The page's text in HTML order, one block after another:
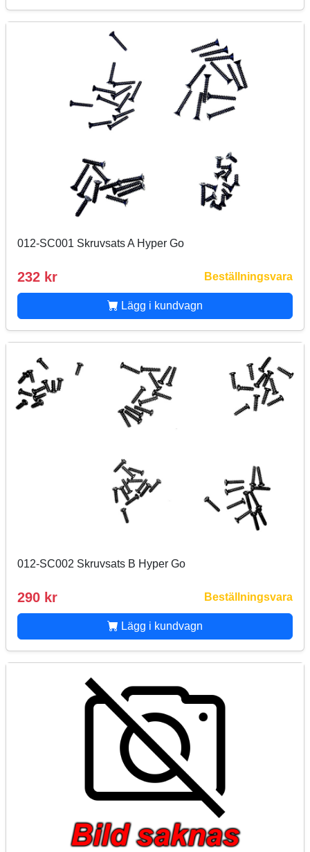
012-SC001 Skruvsats A Hyper Go
232 kr Beställningsvara
Lägg i kundvagn
012-SC002 Skruvsats B Hyper Go
290 kr Beställningsvara
Lägg i kundvagn